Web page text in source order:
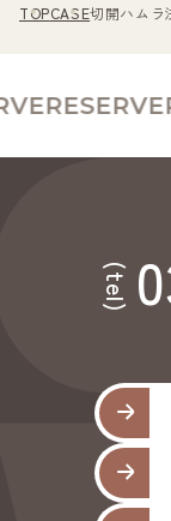
TOPCASE切開ハム
RESERVE
(tel)